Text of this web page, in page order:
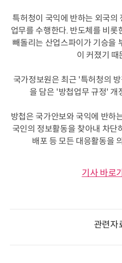
특허청이 국익에 반하는 외국의
업무를 수행한다. 반도체를 비롯
빼돌리는 산업스파이가 기승을
이 커졌기 때
국가정보원은 최근 '특허청의
을 담은 '방첩업무 규정' 개
방첩은 국가안보와 국익에 반하
국인의 정보활동을 찾아내 차단
배포 등 모든 대응활동을
기사 바로
관련자